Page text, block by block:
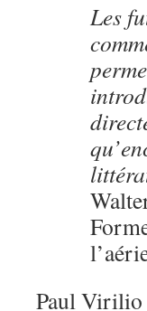
Les
Paul Virilio